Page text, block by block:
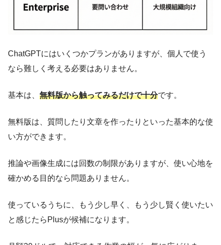
ChatGPTにはいくつかプランがありますが、個人で使う
なら難しく考える必要はありません。
基本は、 無料版から触ってみるだけで十分です。
無料版は、質問したり文章を作ったりといった基本的な使
い方ができます。
推論や画像生成には回数の制限がありますが、使い心地を
確かめる目的なら問題ありません。
使っているうちに、もう少し早く、もう少し賢く使いたい
と感じたらPlusが候補になります。